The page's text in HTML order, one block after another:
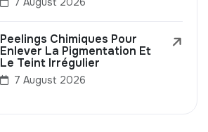
Peelings Chimiques Pour
Enlever La Pigmentation Et
Le Teint Irrégulier
7 August 2026